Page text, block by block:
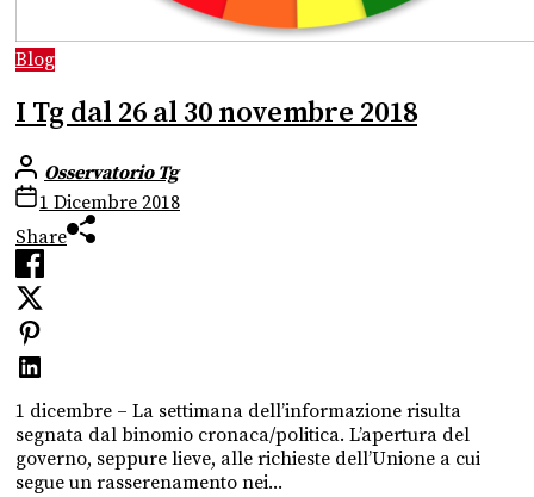
Blog
I Tg dal 26 al 30 novembre 2018
Osservatorio Tg
1 Dicembre 2018
Share
1 dicembre – La settimana dell’informazione risulta
segnata dal binomio cronaca/politica. L’apertura del
governo, seppure lieve, alle richieste dell’Unione a cui
segue un rasserenamento nei...